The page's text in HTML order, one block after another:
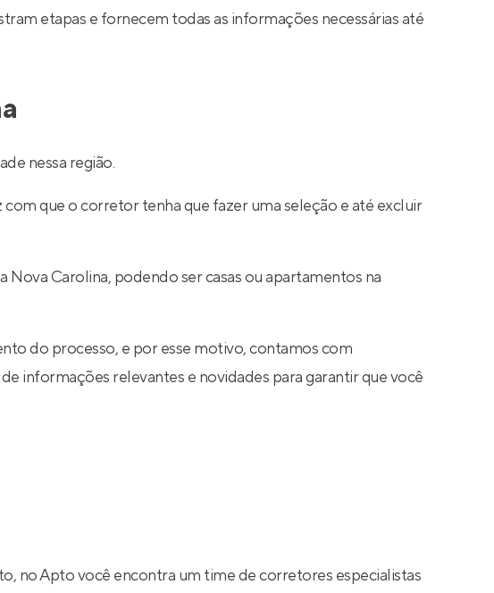
etapas e fornecem todas as informações necessárias até
nessa região.
que o corretor tenha que fazer uma seleção e até excluir
Carolina, podendo ser casas ou apartamentos na
do processo, e por esse motivo, contamos com
informações relevantes e novidades para garantir que você
no Apto você encontra um time de corretores especialistas